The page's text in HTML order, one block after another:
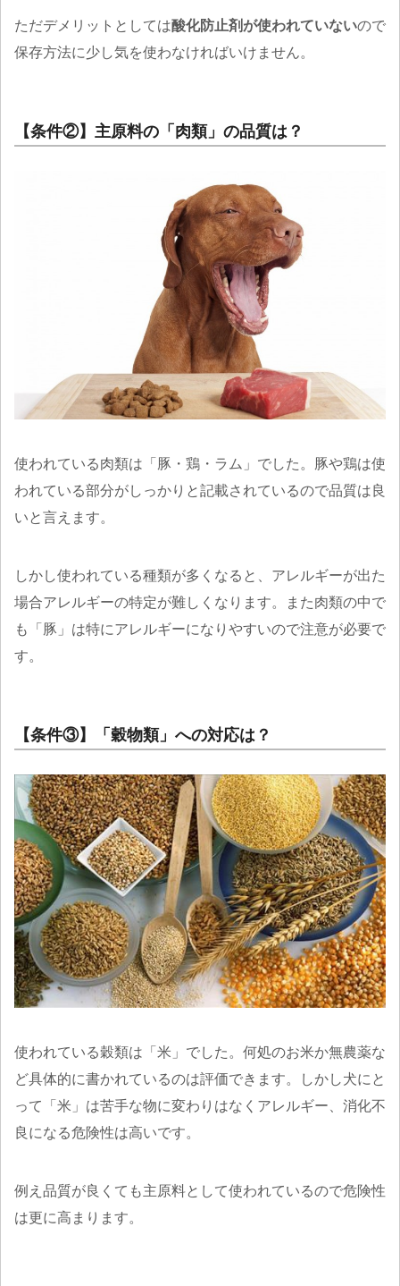
ただデメリットとしては酸化防止剤が使われていないので
保存方法に少し気を使わなければいけません。
【条件②】主原料の「肉類」の品質は？
使われている肉類は「豚・鶏・ラム」でした。豚や鶏は使
われている部分がしっかりと記載されているので品質は良
いと言えます。
しかし使われている種類が多くなると、アレルギーが出た
場合アレルギーの特定が難しくなります。また肉類の中で
も「豚」は特にアレルギーになりやすいので注意が必要で
す。
【条件③】「穀物類」への対応は？
使われている穀類は「米」でした。何処のお米か無農薬な
ど具体的に書かれているのは評価できます。しかし犬にと
って「米」は苦手な物に変わりはなくアレルギー、消化不
良になる危険性は高いです。
例え品質が良くても主原料として使われているので危険性
は更に高まります。